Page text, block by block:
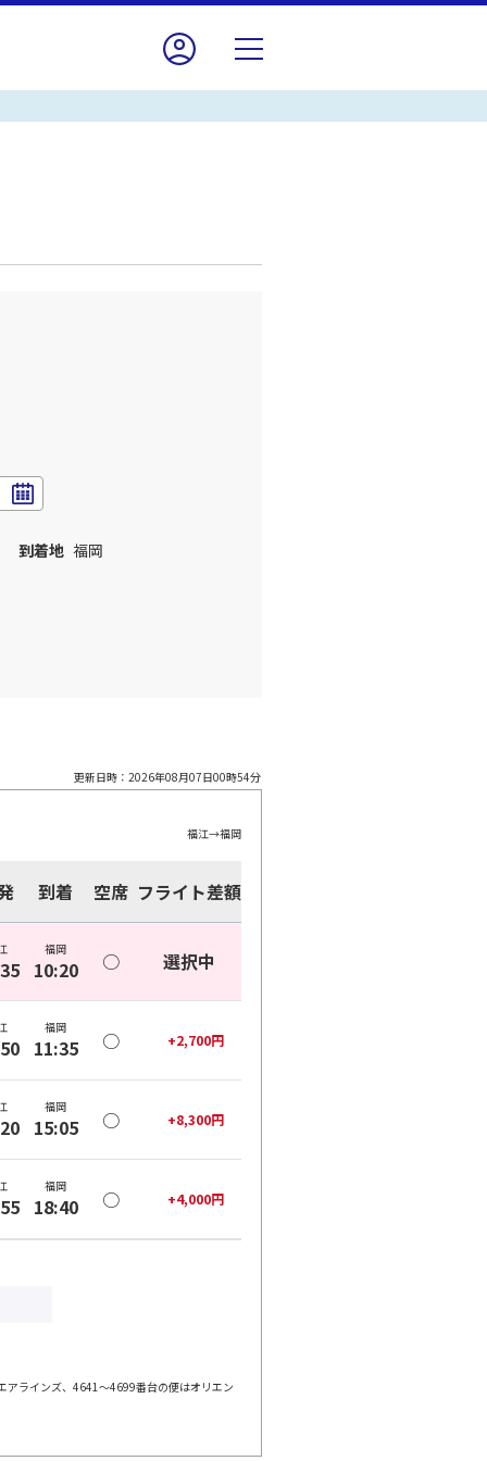
到着地 福岡
更新日時： 2026年08月07日00時54分
福江→福岡
到着 空席 フライト差額
福岡
10:20 ○ 選択中
福岡
11:35 ○ +2,700円
福岡
15:05 ○ +8,300円
福岡
18:40 ○ +4,000円
ラインズ、4641～4699番台の便はオリエン